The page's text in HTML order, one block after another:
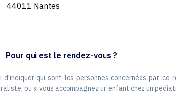
44011 Nantes
Pour qui est le rendez-vous ?
d'indiquer qui sont les personnes concernées par ce
ou si vous accompagnez un enfant chez un